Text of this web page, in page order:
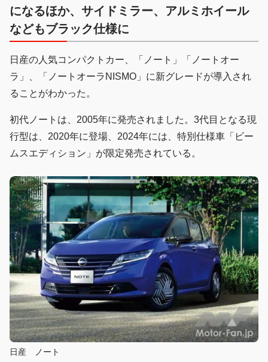
になるほか、サイドミラー、アルミホイール
などもブラック仕様に
日産の人気コンパクトカー、「ノート」「ノートオー
ラ」、「ノートオーラNISMO」に新グレードが導入され
ることがわかった。
初代ノートは、2005年に発売されました。3代目となる現
行型は、2020年に登場、2024年には、特別仕様車「ビー
ムスエディション」が限定発売されている。
日産 ノート